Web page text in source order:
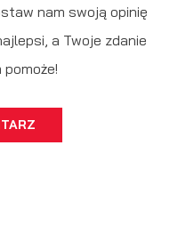
nam swoją opinię
a Twoje zdanie